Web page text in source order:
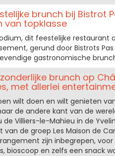
brunch bij Bistrot
van topklasse
dit feestelijke restaurant
gerund door Bistrots
gastronomische
brunch op
met allerlei
wilt doen en wilt genieten
de andere kant van de
de Villiers-le-Mahieu in de
van de groep Les Maison de
zijn inbegrepen,
bioscoop en zelfs een snack